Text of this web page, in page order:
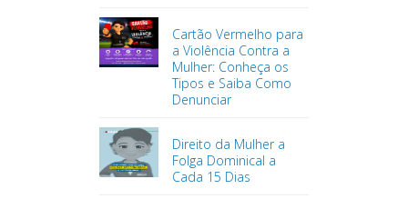
Cartão Vermelho para
a Violência Contra a
Mulher: Conheça os
Tipos e Saiba Como
Denunciar
Direito da Mulher a
Folga Dominical a
Cada 15 Dias